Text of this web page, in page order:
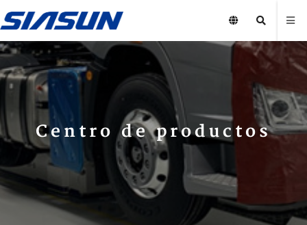
Centro de productos